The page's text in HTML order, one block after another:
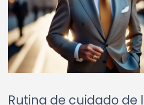
Rutina de cuidado de